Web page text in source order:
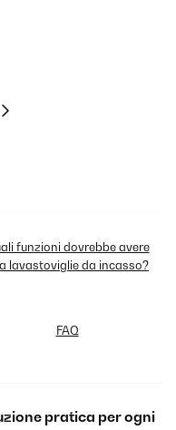
funzioni dovrebbe avere
lavastoviglie da incasso?
FAQ
pratica per ogni